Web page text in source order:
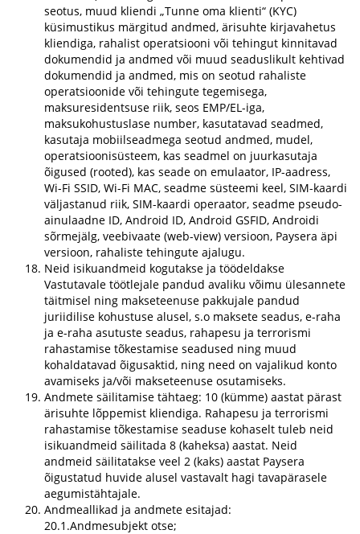
seotus, muud kliendi „Tunne oma klienti“ (KYC)
küsimustikus märgitud andmed, ärisuhte kirjavahetus
kliendiga, rahalist operatsiooni või tehingut kinnitavad
dokumendid ja andmed või muud seaduslikult kehtivad
dokumendid ja andmed, mis on seotud rahaliste
operatsioonide või tehingute tegemisega,
maksuresidentsuse riik, seos EMP/EL-iga,
maksukohustuslase number, kasutatavad seadmed,
kasutaja mobiilseadmega seotud andmed, mudel,
operatsioonisüsteem, kas seadmel on juurkasutaja
õigused (rooted), kas seade on emulaator, IP-aadress,
Wi-Fi SSID, Wi-Fi MAC, seadme süsteemi keel, SIM-kaardi
väljastanud riik, SIM-kaardi operaator, seadme pseudo-
ainulaadne ID, Android ID, Android GSFID, Androidi
sõrmejälg, veebivaate (web-view) versioon, Paysera äpi
versioon, rahaliste tehingute ajalugu.
Neid isikuandmeid kogutakse ja töödeldakse
Vastutavale töötlejale pandud avaliku võimu ülesannete
täitmisel ning makseteenuse pakkujale pandud
juriidilise kohustuse alusel, s.o maksete seadus, e-raha
ja e-raha asutuste seadus, rahapesu ja terrorismi
rahastamise tõkestamise seadused ning muud
kohaldatavad õigusaktid, ning need on vajalikud konto
avamiseks ja/või makseteenuse osutamiseks.
Andmete säilitamise tähtaeg: 10 (kümme) aastat pärast
ärisuhte lõppemist kliendiga. Rahapesu ja terrorismi
rahastamise tõkestamise seaduse kohaselt tuleb neid
isikuandmeid säilitada 8 (kaheksa) aastat. Neid
andmeid säilitatakse veel 2 (kaks) aastat Paysera
õigustatud huvide alusel vastavalt hagi tavapärasele
aegumistähtajale.
Andmeallikad ja andmete esitajad:
20.1.Andmesubjekt otse;